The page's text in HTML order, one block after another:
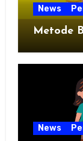
News
Metode
News